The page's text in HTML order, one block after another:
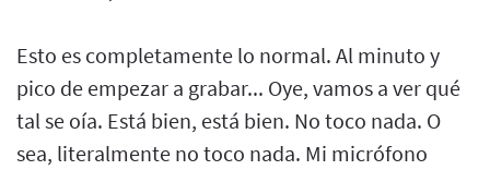
Esto es completamente lo normal. Al minuto y
pico de empezar a grabar... Oye, vamos a ver qué
tal se oía. Está bien, está bien. No toco nada. O
sea, literalmente no toco nada. Mi micrófono